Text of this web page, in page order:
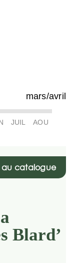
mars/avril
JUIL AOU
au catalogue
Blard’